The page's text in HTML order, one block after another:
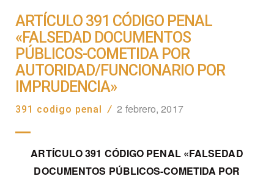
ARTÍCULO 391 CÓDIGO PENAL
«FALSEDAD DOCUMENTOS
PÚBLICOS-COMETIDA POR
AUTORIDAD/FUNCIONARIO POR
IMPRUDENCIA»
391 codigo penal / 2 febrero, 2017
ARTÍCULO 391 CÓDIGO PENAL «FALSEDAD
DOCUMENTOS PÚBLICOS-COMETIDA POR